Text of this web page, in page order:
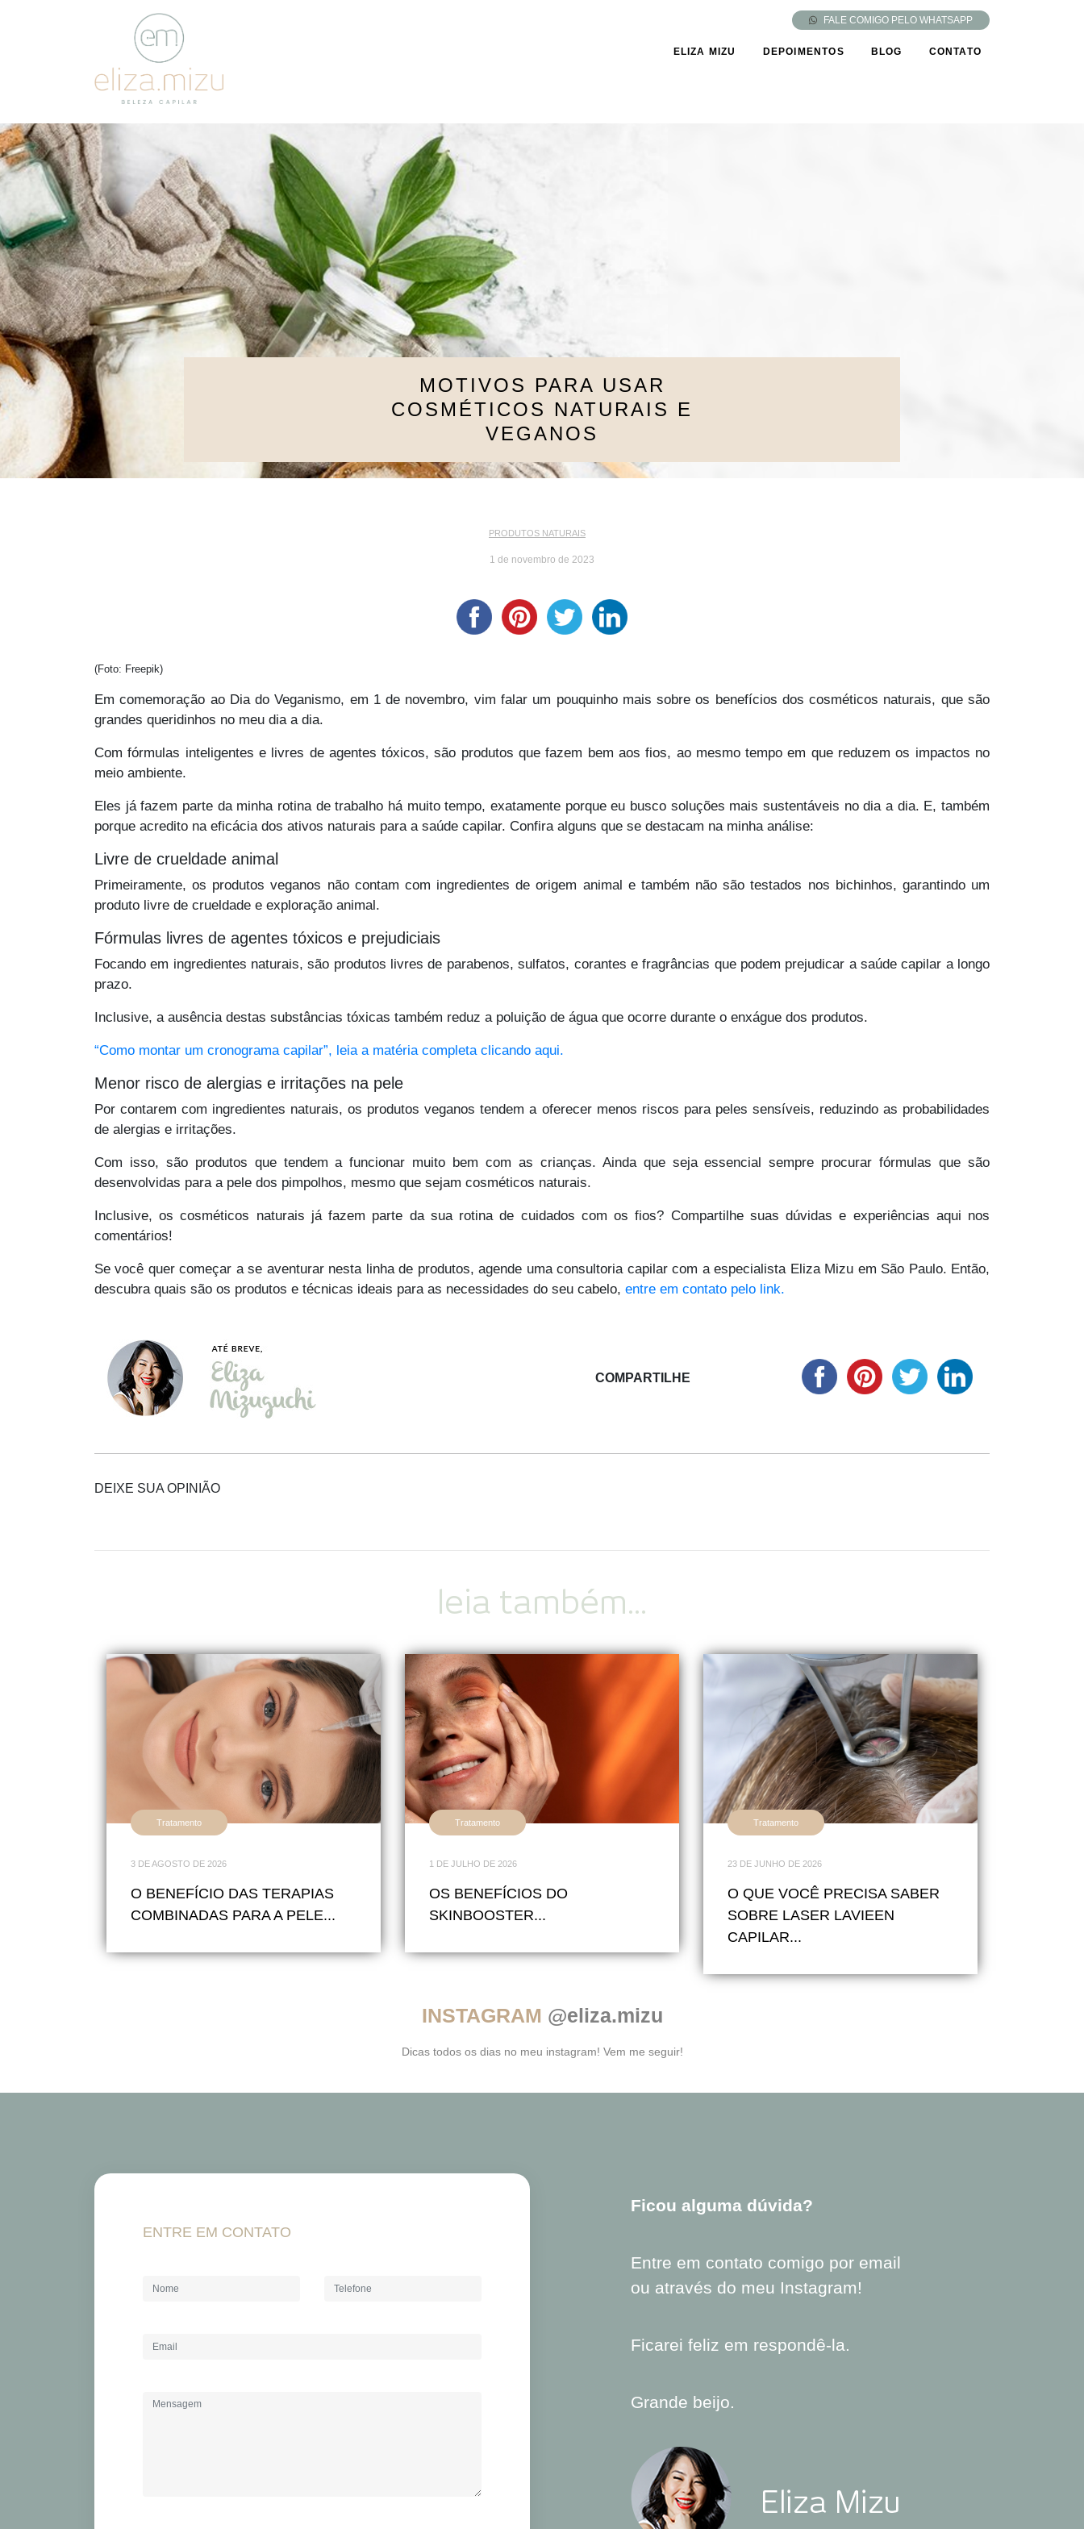
FALE COMIGO PELO WHATSAPP
ELIZA MIZU DEPOIMENTOS BLOG CONTATO
MOTIVOS PARA USAR
COSMÉTICOS NATURAIS E
VEGANOS
PRODUTOS NATURAIS
1 de novembro de 2023
(Foto: Freepik)
Em comemoração ao Dia do Veganismo, em 1 de novembro, vim falar um pouquinho mais sobre os benefícios dos cosméticos naturais, que são
grandes queridinhos no meu dia a dia.
Com fórmulas inteligentes e livres de agentes tóxicos, são produtos que fazem bem aos fios, ao mesmo tempo em que reduzem os impactos no
meio ambiente.
Eles já fazem parte da minha rotina de trabalho há muito tempo, exatamente porque eu busco soluções mais sustentáveis no dia a dia. E, também
porque acredito na eficácia dos ativos naturais para a saúde capilar. Confira alguns que se destacam na minha análise:
Livre de crueldade animal
Primeiramente, os produtos veganos não contam com ingredientes de origem animal e também não são testados nos bichinhos, garantindo um
produto livre de crueldade e exploração animal.
Fórmulas livres de agentes tóxicos e prejudiciais
Focando em ingredientes naturais, são produtos livres de parabenos, sulfatos, corantes e fragrâncias que podem prejudicar a saúde capilar a longo
prazo.
Inclusive, a ausência destas substâncias tóxicas também reduz a poluição de água que ocorre durante o enxágue dos produtos.
“Como montar um cronograma capilar”, leia a matéria completa clicando aqui.
Menor risco de alergias e irritações na pele
Por contarem com ingredientes naturais, os produtos veganos tendem a oferecer menos riscos para peles sensíveis, reduzindo as probabilidades
de alergias e irritações.
Com isso, são produtos que tendem a funcionar muito bem com as crianças. Ainda que seja essencial sempre procurar fórmulas que são
desenvolvidas para a pele dos pimpolhos, mesmo que sejam cosméticos naturais.
Inclusive, os cosméticos naturais já fazem parte da sua rotina de cuidados com os fios? Compartilhe suas dúvidas e experiências aqui nos
comentários!
Se você quer começar a se aventurar nesta linha de produtos, agende uma consultoria capilar com a especialista Eliza Mizu em São Paulo. Então,
descubra quais são os produtos e técnicas ideais para as necessidades do seu cabelo, entre em contato pelo link.
COMPARTILHE
DEIXE SUA OPINIÃO
leia também...
Tratamento
3 DE AGOSTO DE 2026
O BENEFÍCIO DAS TERAPIAS
COMBINADAS PARA A PELE...
Tratamento
1 DE JULHO DE 2026
OS BENEFÍCIOS DO
SKINBOOSTER...
Tratamento
23 DE JUNHO DE 2026
O QUE VOCÊ PRECISA SABER
SOBRE LASER LAVIEEN
CAPILAR...
INSTAGRAM @eliza.mizu
Dicas todos os dias no meu instagram! Vem me seguir!
ENTRE EM CONTATO
Ficou alguma dúvida?
Entre em contato comigo por email
ou através do meu Instagram!
Ficarei feliz em respondê-la.
Grande beijo.